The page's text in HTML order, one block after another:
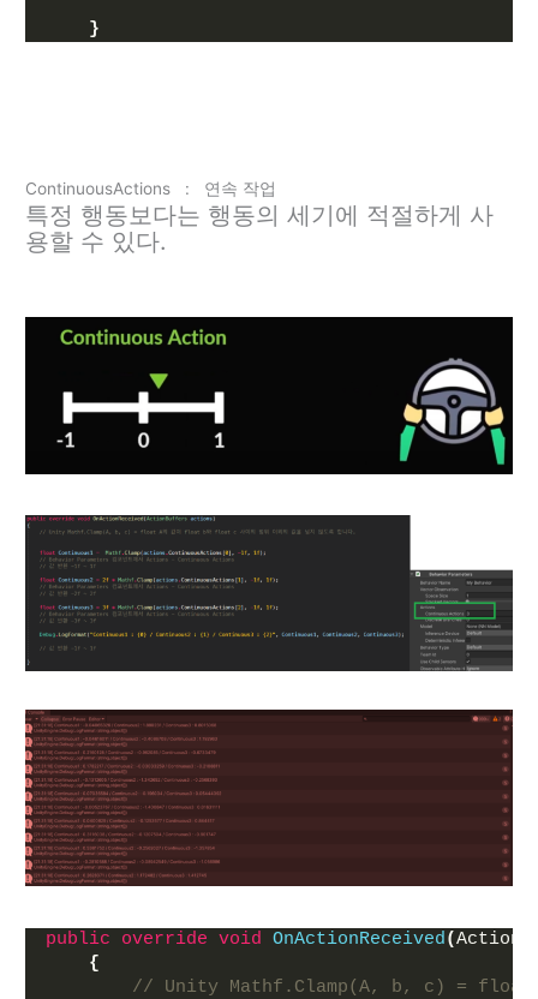
}
ContinuousActions : 연속 작업
특정 행동보다는 행동의 세기에 적절하게 사
용할 수 있다.
public override void OnActionReceived(
{
// Unity Mathf.Clamp(A, b, c) = float A